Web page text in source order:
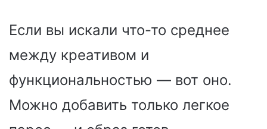
Если вы искали что-то среднее
между креативом и
функциональностью — вот оно.
Можно добавить только легкое